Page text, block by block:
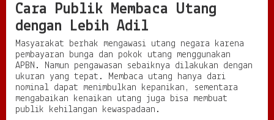
Cara Publik Membaca Utang
dengan Lebih Adil
Masyarakat berhak mengawasi utang negara karena
pembayaran bunga dan pokok utang menggunakan
APBN. Namun pengawasan sebaiknya dilakukan dengan
ukuran yang tepat. Membaca utang hanya dari
nominal dapat menimbulkan kepanikan, sementara
mengabaikan kenaikan utang juga bisa membuat
publik kehilangan kewaspadaan.